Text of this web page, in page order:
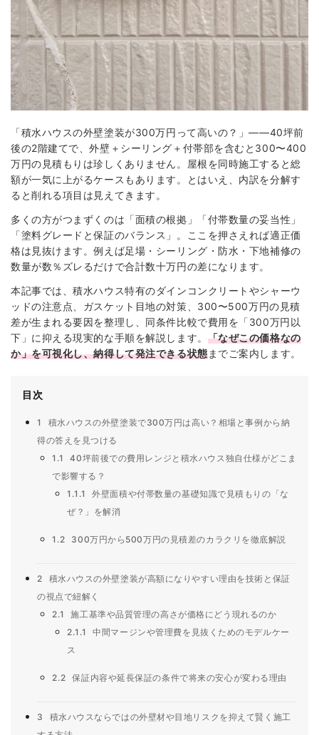
「積水ハウスの外壁塗装が300万円って高いの？」——40坪前
後の2階建てで、外壁＋シーリング＋付帯部を含むと300〜400
万円の見積もりは珍しくありません。屋根を同時施工すると総
額が一気に上がるケースもあります。とはいえ、内訳を分解す
ると削れる項目は見えてきます。
多くの方がつまずくのは「面積の根拠」「付帯数量の妥当性」
「塗料グレードと保証のバランス」。ここを押さえれば適正価
格は見抜けます。例えば足場・シーリング・防水・下地補修の
数量が数％ズレるだけで合計数十万円の差になります。
本記事では、積水ハウス特有のダインコンクリートやシャーウ
ッドの注意点、ガスケット目地の対策、300〜500万円の見積
差が生まれる要因を整理し、同条件比較で費用を「300万円以
下」に抑える現実的な手順を解説します。 「なぜこの価格なの
か」を可視化し、納得して発注できる状態までご案内します。
目次
1
積水ハウスの外壁塗装で300万円は高い？相場と事例から納
得の答えを見つける
1.1
40坪前後での費用レンジと積水ハウス独自仕様がどこま
で影響する？
1.1.1
外壁面積や付帯数量の基礎知識で見積もりの「な
ぜ？」を解消
1.2 300万円から500万円の見積差のカラクリを徹底解説
2
積水ハウスの外壁塗装が高額になりやすい理由を技術と保証
の視点で紐解く
2.1
施工基準や品質管理の高さが価格にどう現れるのか
2.1.1
中間マージンや管理費を見抜くためのモデルケー
ス
2.2 保証内容や延長保証の条件で将来の安心が変わる理由
3
積水ハウスならではの外壁材や目地リスクを抑えて賢く施工